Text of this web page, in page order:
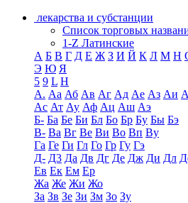
лекарства и субстанции
Список торговых
1-Z Латинские
А Б В Г Д Е Ж З И Й К Л М Н
Э Ю Я
5 9 L H
А. Аа Аб Ав Аг Ад Ае Аз Аи
Ас Ат Ау Аф Ац Аш Аэ
Б- Ба Бе Би Бл Бо Бр Бу Бы Бэ
В- Ва Вг Ве Ви Во Вп Ву
Га Ге Ги Гл Го Гр Гу Гэ
Д- Д3 Да Дв Дг Де Дж Ди Дл
Ев Ек Ем Ер
Жа Же Жи Жо
За Зв Зе Зи Зм Зо Зу